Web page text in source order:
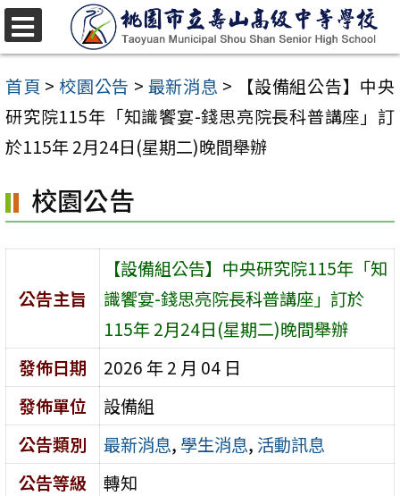
跳
至
主
要
內
區
首頁 > 校園公告 > 最新消息 >
【設備組公告】中央
研究院115年「知識饗宴-錢思亮院長科普講座」訂
於115年 2月24日(星期二)晚間舉辦
校園公告
公告主旨
【設備組公告】中央研究院115年「知
識饗宴-錢思亮院長科普講座」訂於
115年 2月24日(星期二)晚間舉辦
發佈日期
2026 年 2 月 04 日
發佈單位
設備組
公告類別
最新消息, 學生消息, 活動訊息
公告等級
轉知
選
單